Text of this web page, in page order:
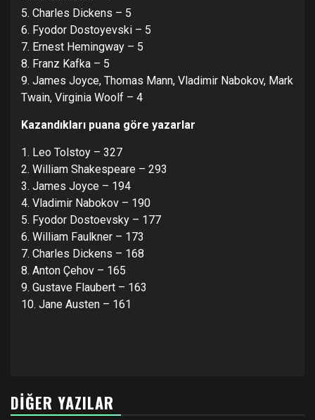
5. Charles Dickens – 5
6. Fyodor Dostoyevski – 5
7. Ernest Hemingway – 5
8. Franz Kafka – 5
9. James Joyce, Thomas Mann, Vladimir Nabokov, Mark
Twain, Virginia Woolf – 4
Kazandıkları puana göre yazarlar
1. Leo Tolstoy – 327
2. William Shakespeare – 293
3. James Joyce – 194
4. Vladimir Nabokov – 190
5. Fyodor Dostoevsky – 177
6. William Faulkner – 173
7. Charles Dickens – 168
8. Anton Çehov – 165
9. Gustave Flaubert – 163
10. Jane Austen – 161
DIĞER YAZILAR